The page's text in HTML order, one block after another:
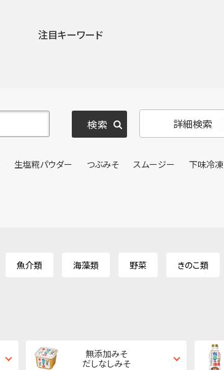
注目キーワード
詳細検索
生塩糀パウダー つぶみそ スムージー
下味冷凍
魚介類 海藻類 野菜 きのこ類
無添加みそ
だしなしみそ